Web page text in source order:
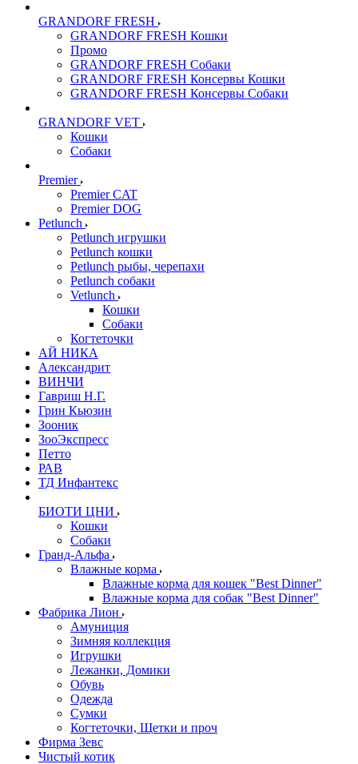
GRANDORF FRESH
GRANDORF FRESH Кошки
Промо
GRANDORF FRESH Собаки
GRANDORF FRESH Консервы Кошки
GRANDORF FRESH Консервы Собаки
GRANDORF VET
Кошки
Собаки
Premier
Premier CAT
Premier DOG
Petlunch
Petlunch игрушки
Petlunch кошки
Petlunch рыбы, черепахи
Petlunch собаки
Vetlunch
Кошки
Собаки
Когтеточки
АЙ НИКА
Александрит
ВИНЧИ
Гавриш Н.Г.
Грин Кьюзин
Зооник
ЗооЭкспресс
Петто
РАВ
ТД Инфантекс
БИОТИ ЦНИ
Кошки
Собаки
Гранд-Альфа
Влажные корма
Влажные корма для кошек "Best Dinner"
Влажные корма для собак "Best Dinner"
Фабрика Лион
Амуниция
Зимняя коллекция
Игрушки
Лежанки, Домики
Обувь
Одежда
Сумки
Когтеточки, Щетки и проч
Фирма Зевс
Чистый котик